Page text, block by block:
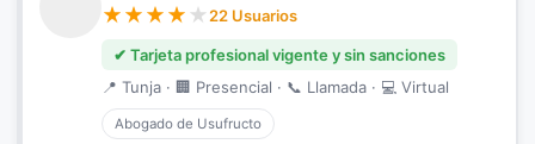
22 Usuarios
✔ Tarjeta profesional vigente y sin sanciones
📍 Tunja · 🏢 Presencial · 📞 Llamada · 💻 Virtual
Abogado de Usufructo